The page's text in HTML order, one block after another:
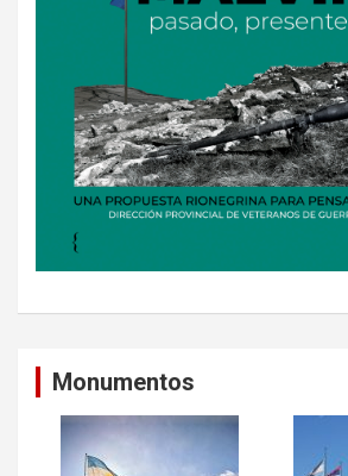
Monumentos